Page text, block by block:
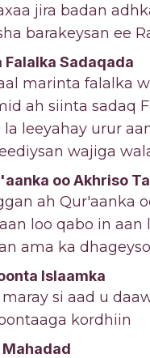
jira badan
barakeysan ee
Falalka Sadaqada
marinta falalka
ah siinta sadaq
leeyahay urur
wajiga
oo Akhriso
ah Qur'aanka
loo qabo in
ama ka
Islaamka
si aad u
kordhiin